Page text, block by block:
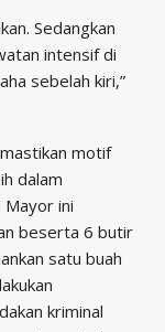
Sedangkan
intensif di
sebelah kiri,”
motif
dalam
Mayor ini
beserta 6 butir
satu buah
kriminal